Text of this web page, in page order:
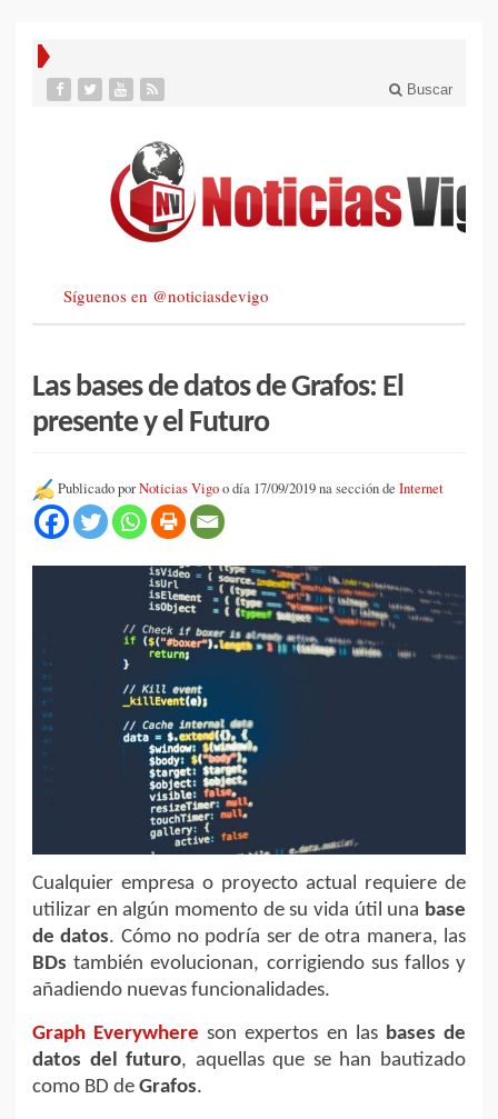
Buscar
Síguenos en @noticiasdevigo
Las bases de datos de Grafos: El
presente y el Futuro
Publicado porNoticias Vigoo día 17/09/2019 na sección de Internet
Cualquier empresa o proyecto actual requiere de
utilizar en algún momento de su vida útil una base
de datos. Cómo no podría ser de otra manera, las
BDstambién evolucionan, corrigiendo sus fallos y
añadiendo nuevas funcionalidades.
Graph Everywhere son expertos en las bases de
datos del futuro, aquellas que se han bautizado
como BD de Grafos.